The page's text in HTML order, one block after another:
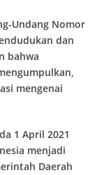
Undang Nomor
dan
bahwa
mengenai
1 April 2021
menjadi
Daerah